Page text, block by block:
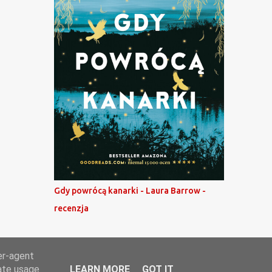
Gdy powrócą kanarki - Laura Barrow -
recenzja
agent
usage
LEARN MORE GOT IT